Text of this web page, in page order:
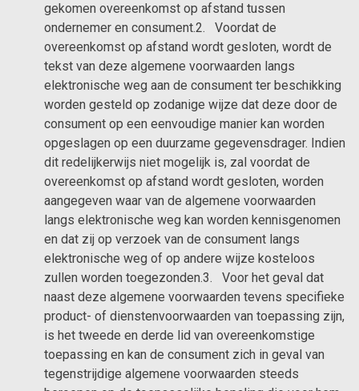
gekomen overeenkomst op afstand tussen
ondernemer en consument.2. Voordat de
overeenkomst op afstand wordt gesloten, wordt de
tekst van deze algemene voorwaarden langs
elektronische weg aan de consument ter beschikking
worden gesteld op zodanige wijze dat deze door de
consument op een eenvoudige manier kan worden
opgeslagen op een duurzame gegevensdrager. Indien
dit redelijkerwijs niet mogelijk is, zal voordat de
overeenkomst op afstand wordt gesloten, worden
aangegeven waar van de algemene voorwaarden
langs elektronische weg kan worden kennisgenomen
en dat zij op verzoek van de consument langs
elektronische weg of op andere wijze kosteloos
zullen worden toegezonden.3. Voor het geval dat
naast deze algemene voorwaarden tevens specifieke
product- of dienstenvoorwaarden van toepassing zijn,
is het tweede en derde lid van overeenkomstige
toepassing en kan de consument zich in geval van
tegenstrijdige algemene voorwaarden steeds